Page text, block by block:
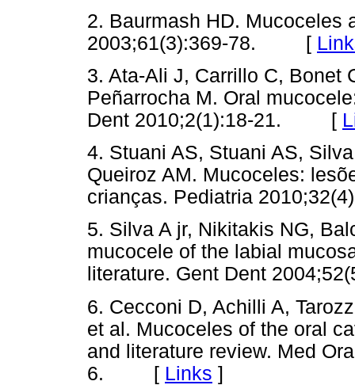
2. Baurmash HD. Mucoceles
2003;61(3):369-78. [
3. Ata-Ali J, Carrillo C, Bonet
Peñarrocha M. Oral
Dent 2010;2(1):18-21. [
4. Stuani AS, Stuani AS,
Queiroz AM. Mucoceles:
crianças. Pediatria
5. Silva A jr, Nikitakis NG,
mucocele of the labial
literature. Gent Dent
6. Cecconi D, Achilli A,
et al. Mucoceles of the oral
and literature review. Med
6. [ Links ]